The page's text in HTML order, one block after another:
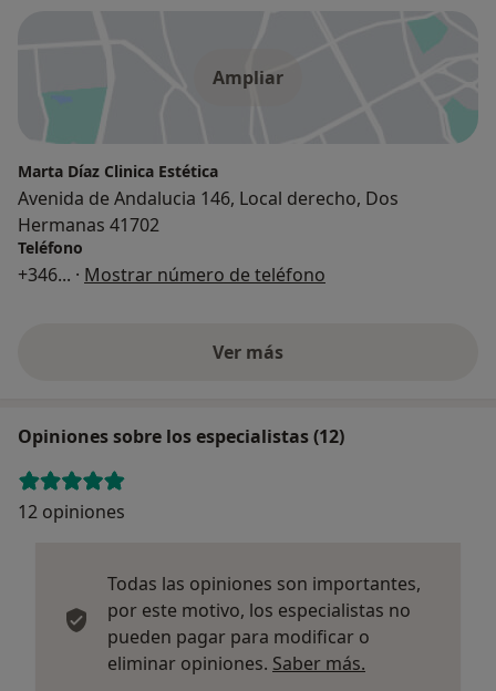
Ampliar
Marta Díaz Clinica Estética
Avenida de Andalucia 146, Local derecho, Dos
Hermanas 41702
Teléfono
+346... · Mostrar número de teléfono
Ver más
Opiniones sobre los especialistas (12)
12 opiniones
Todas las opiniones son importantes,
por este motivo, los especialistas no
pueden pagar para modificar o
eliminar opiniones. Saber más.